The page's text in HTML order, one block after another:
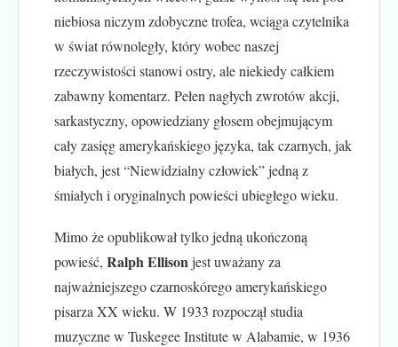
niebiosa niczym zdobyczne trofea, wciąga czytelnika
w świat równoległy, który wobec naszej
rzeczywistości stanowi ostry, ale niekiedy całkiem
zabawny komentarz. Pełen nagłych zwrotów akcji,
sarkastyczny, opowiedziany głosem obejmującym
cały zasięg amerykańskiego języka, tak czarnych, jak
białych, jest “Niewidzialny człowiek” jedną z
śmiałych i oryginalnych powieści ubiegłego wieku.
Mimo że opublikował tylko jedną ukończoną
powieść, Ralph Ellisonjest uważany za
najważniejszego czarnoskórego amerykańskiego
pisarza XX wieku. W 1933 rozpoczął studia
muzyczne w Tuskegee Institute w Alabamie, w 1936